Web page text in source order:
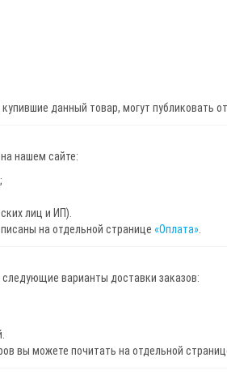
данный товар, могут публиковать
нашем сайте:
лиц и ИП).
на отдельной странице «Оплата»
варианты доставки заказов:
вы можете почитать на отдельной